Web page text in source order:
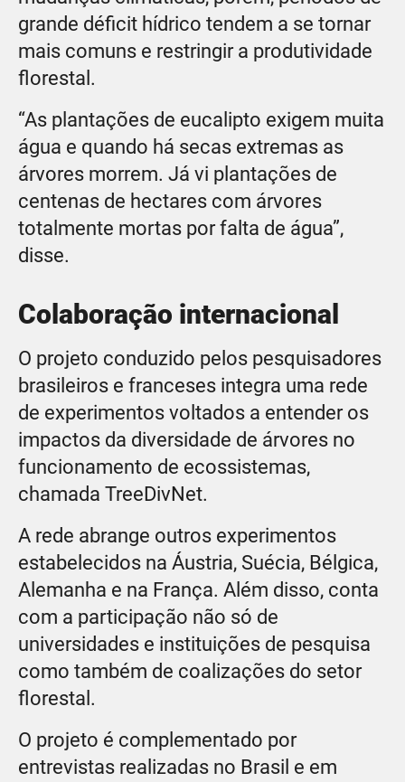
grande déficit hídrico tendem a se tornar
mais comuns e restringir a produtividade
florestal.
“As plantações de eucalipto exigem muita
água e quando há secas extremas as
árvores morrem. Já vi plantações de
centenas de hectares com árvores
totalmente mortas por falta de água”,
disse.
Colaboração internacional
O projeto conduzido pelos pesquisadores
brasileiros e franceses integra uma rede
de experimentos voltados a entender os
impactos da diversidade de árvores no
funcionamento de ecossistemas,
chamada TreeDivNet.
A rede abrange outros experimentos
estabelecidos na Áustria, Suécia, Bélgica,
Alemanha e na França. Além disso, conta
com a participação não só de
universidades e instituições de pesquisa
como também de coalizações do setor
florestal.
O projeto é complementado por
entrevistas realizadas no Brasil e em